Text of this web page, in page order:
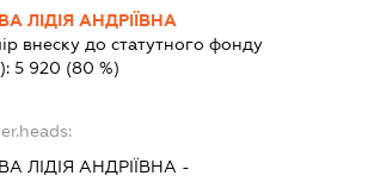
ЛІДІЯ АНДРІЇВНА
внеску до статутного фонду
5 920 (80 %)
ЛІДІЯ АНДРІЇВНА -